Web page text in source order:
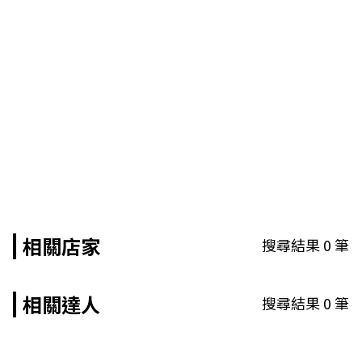
相關店家 搜尋結果0筆
相關達人 搜尋結果0筆